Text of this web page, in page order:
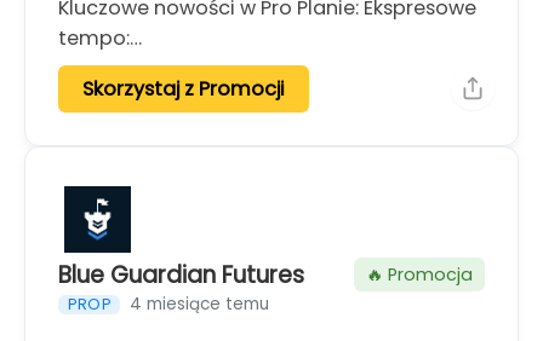
Kluczowe nowości w Pro Planie: Ekspresowe
tempo:…
Skorzystaj z Promocji
Blue Guardian Futures
PROP 4 miesiące temu
🔥 Promocja